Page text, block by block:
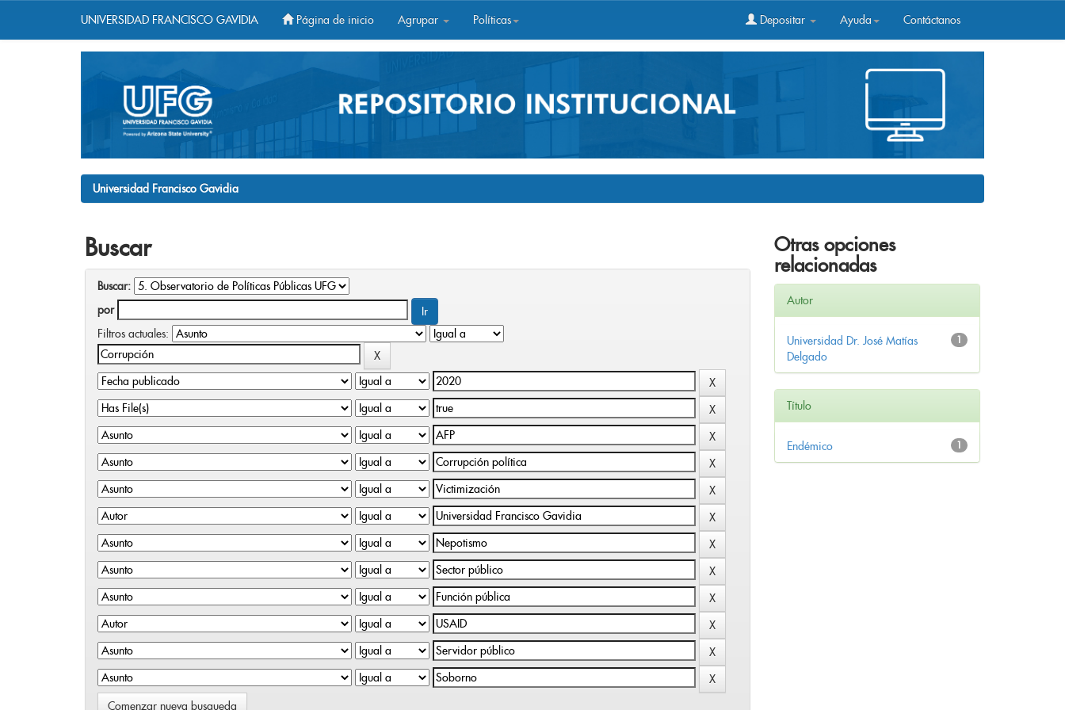
UNIVERSIDAD FRANCISCO GAVIDIA Página de inicio Agrupar Políticas Depositar Ayuda Contáctanos
Universidad Francisco Gavidia
Buscar
Buscar:
por
Filtros actuales:
Comenzar nueva busqueda
Otras opciones
relacionadas
Autor
1
Universidad Dr. José Matías
Delgado
Título
1
Endémico